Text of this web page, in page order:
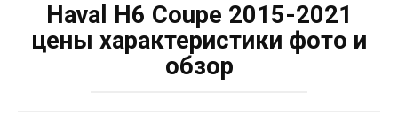
Haval H6 Coupe 2015-2021
цены характеристики фото и
обзор